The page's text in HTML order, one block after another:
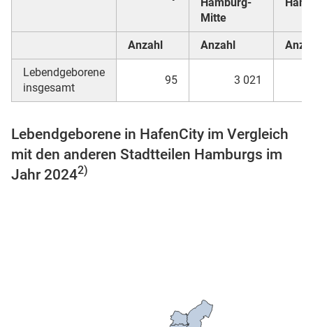
Mitte
Anzahl Anzahl
Lebendgeborene
insgesamt
95 3 021
Lebendgeborene in HafenCity im Vergleich
mit den anderen Stadtteilen Hamburgs im
Jahr 20242)